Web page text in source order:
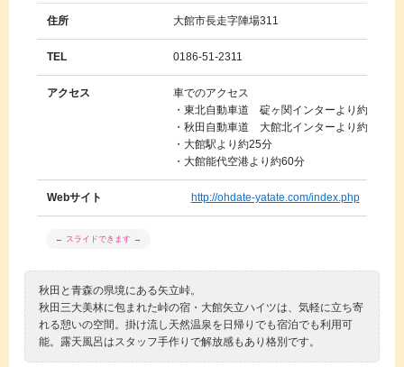
住所 大館市長走字陣場311
TEL 0186-51-2311
アクセス
車でのアクセス
・東北自動車道 碇ヶ関インターより約7分
・秋田自動車道 大館北インターより約20分
・大館駅より約25分
・大館能代空港より約60分
Webサイト http://ohdate-yatate.com/index.php
秋田と青森の県境にある矢立峠。
秋田三大美林に包まれた峠の宿・大館矢立ハイツは、気軽に立ち寄
れる憩いの空間。掛け流し天然温泉を日帰りでも宿泊でも利用可
能。露天風呂はスタッフ手作りで解放感もあり格別です。